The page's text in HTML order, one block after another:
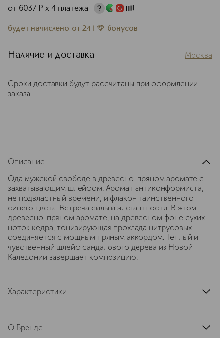
от 6037 ¤ х 4 платежа
будет начислено от 241 бонусов
Наличие и доставка Москва
Сроки доставки будут рассчитаны при оформлении
заказа
Описание
Ода мужской свободе в древесно-пряном аромате с
захватывающим шлейфом. Аромат антиконформиста,
не подвластный времени, и флакон таинственного
синего цвета. Встреча силы и элегантности. В этом
древесно-пряном аромате, на древесном фоне сухих
ноток кедра, тонизирующая прохлада цитрусовых
соединяется с мощным пряным аккордом. Теплый и
чувственный шлейф сандалового дерева из Новой
Каледонии завершает композицию.
Характеристики
верхние ноты
О Бренде